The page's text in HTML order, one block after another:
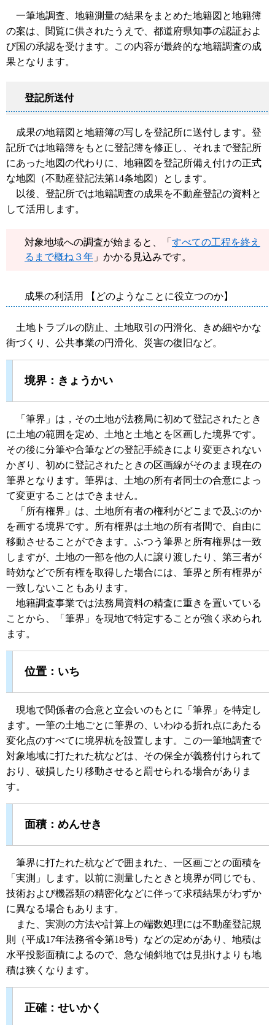
一筆地調査、地籍測量の結果をまとめた地籍図と地籍簿
の案は、閲覧に供されたうえで、都道府県知事の認証およ
び国の承認を受けます。この内容が最終的な地籍調査の成
果となります。
登記所送付
成果の地籍図と地籍簿の写しを登記所に送付します。登
記所では地籍簿をもとに登記簿を修正し、それまで登記所
にあった地図の代わりに、地籍図を登記所備え付けの正式
な地図（不動産登記法第14条地図）とします。
以後、登記所では地籍調査の成果を不動産登記の資料と
して活用します。
対象地域への調査が始まると、「 すべての工程を終え
るまで概ね３年 」かかる見込みです。
成果の利活用 【どのようなことに役立つのか】
土地トラブルの防止、土地取引の円滑化、きめ細やかな
街づくり、公共事業の円滑化、災害の復旧など。
境界：きょうかい
「筆界」は，その土地が法務局に初めて登記されたとき
に土地の範囲を定め、土地と土地とを区画した境界です。
その後に分筆や合筆などの登記手続きにより変更されない
かぎり、初めに登記されたときの区画線がそのまま現在の
筆界となります。筆界は、土地の所有者同士の合意によっ
て変更することはできません。
「所有権界」は、土地所有者の権利がどこまで及ぶのか
を画する境界です。所有権界は土地の所有者間で、自由に
移動させることができます。ふつう筆界と所有権界は一致
しますが、土地の一部を他の人に譲り渡したり、第三者が
時効などで所有権を取得した場合には、筆界と所有権界が
一致しないこともあります。
地籍調査事業では法務局資料の精査に重きを置いている
ことから、「筆界」を現地で特定することが強く求められ
ます。
位置：いち
現地で関係者の合意と立会いのもとに「筆界」を特定し
ます。一筆の土地ごとに筆界の、いわゆる折れ点にあたる
変化点のすべてに境界杭を設置します。この一筆地調査で
対象地域に打たれた杭などは、その保全が義務付けられて
おり、破損したり移動させると罰せられる場合がありま
す。
面積：めんせき
筆界に打たれた杭などで囲まれた、一区画ごとの面積を
「実測」します。以前に測量したときと境界が同じでも、
技術および機器類の精密化などに伴って求積結果がわずか
に異なる場合もあります。
また、実測の方法や計算上の端数処理には不動産登記規
則（平成17年法務省令第18号）などの定めがあり、地積は
水平投影面積によるので、急な傾斜地では見掛けよりも地
積は狭くなります。
正確：せいかく